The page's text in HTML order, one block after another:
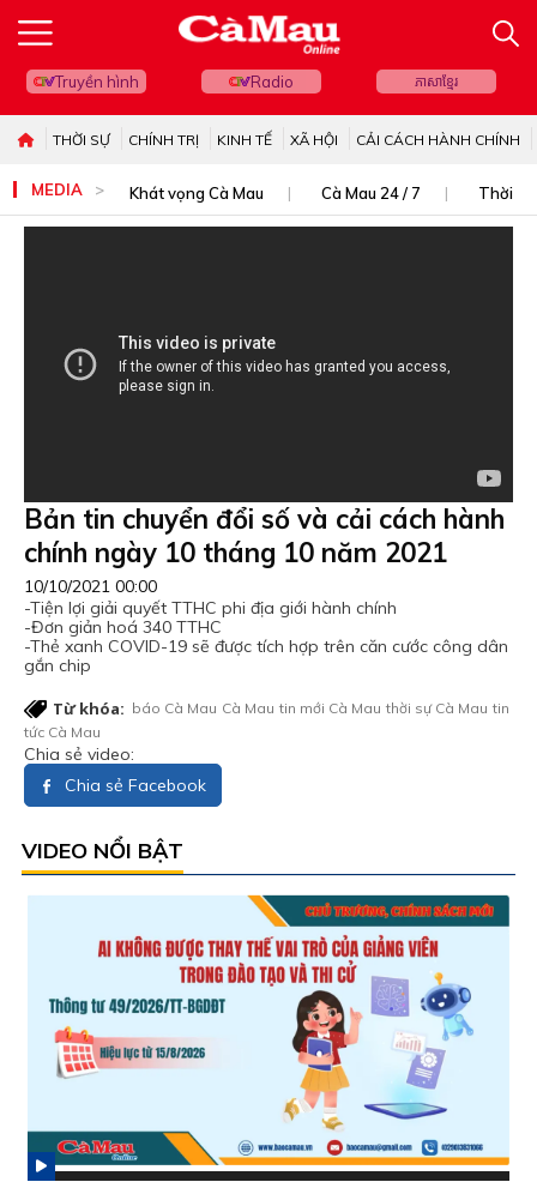
Truyền hình Radio ភាសាខ្មែរ
THỜI SỰ CHÍNH TRỊ KINH TẾ XÃ HỘI CẢI CÁCH HÀNH CHÍNH
MEDIA Khát vọng Cà Mau Cà Mau 24 / 7 Thời sự
Bản tin chuyển đổi số và cải cách hành
chính ngày 10 tháng 10 năm 2021
10/10/2021 00:00
-Tiện lợi giải quyết TTHC phi địa giới hành chính
-Đơn giản hoá 340 TTHC
-Thẻ xanh COVID-19 sẽ được tích hợp trên căn cước công dân
gắn chip
Từ khóa: báo Cà Mau Cà Mau tin mới Cà Mau thời sự Cà Mau tin
tức Cà Mau
Chia sẻ video:
Chia sẻ Facebook
VIDEO NỔI BẬT